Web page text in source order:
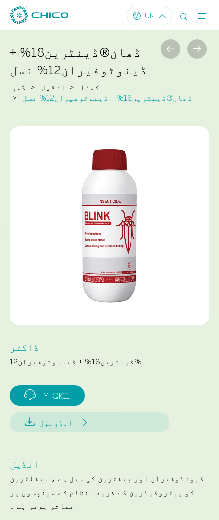
 UR   
ڈھان®ڈینٹرین18% +
ڈینوٹوفیران12% نسل
گھر انڈیل
کھڑا
ڈھان®ڈینٹرین18% + ڈینوٹوفیران12% نسل
 
ڈاکٹر
ڈینٹرین18% + ڈیننوٹوفیران12%
 TY_QK11
 انڈونول 
انڈیل
ڈیونٹوفیران اور بیفٹرین کی میل ہے ، بیفلٹرین
کو پیٹروڈیٹرین کے ذریعہ نظام کے سینپسوں پر
متاثر ہوتی ہے ۔